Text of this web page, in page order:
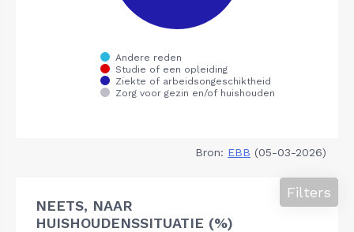
Bron: EBB (05-03-2026)
NEETS, NAAR
HUISHOUDENSSITUATIE (%)
Filters